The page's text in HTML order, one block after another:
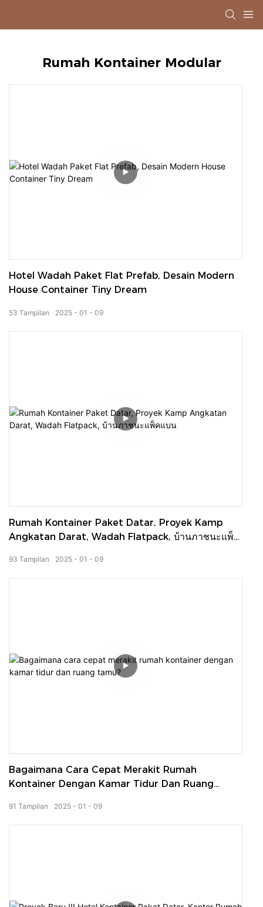
Rumah Kontainer Modular
Hotel Wadah Paket Flat Prefab, Desain Modern
House Container Tiny Dream
2025 01 09
53 Tampilan
Rumah Kontainer Paket Datar, Proyek Kamp
Angkatan Darat, Wadah Flatpack, บ้านภาชนะแพ็ค
2025 01 09
93 Tampilan
Bagaimana Cara Cepat Merakit Rumah
Kontainer Dengan Kamar Tidur Dan Ruang
2025 01 09
91 Tampilan